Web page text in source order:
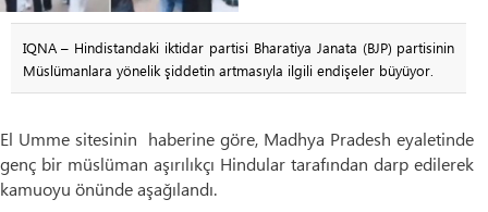
IQNA – Hindistandaki iktidar partisi Bharatiya Janata (BJP) partisinin
Müslümanlara yönelik şiddetin artmasıyla ilgili endişeler büyüyor.
El Umme sitesinin haberine göre, Madhya Pradesh eyaletinde
genç bir müslüman aşırılıkçı Hindular tarafından darp edilerek
kamuoyu önünde aşağılandı.